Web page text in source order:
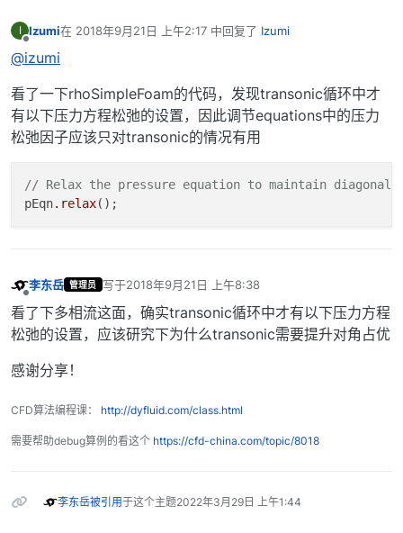
I Izumi在 2018年9月21日 上午2:17 中回复了 Izumi
最后由 编辑
@izumi
看了一下rhoSimpleFoam的代码，发现transonic循环中才
有以下压力方程松弛的设置，因此调节equations中的压力
松弛因子应该只对transonic的情况有用
// Relax the pressure equation to maintain diagonal
pEqn.relax
李东岳 管理员 写于2018年9月21日 上午8:38
最后由 编辑
看了下多相流这面，确实transonic循环中才有以下压力方程
松弛的设置，应该研究下为什么transonic需要提升对角占优
感谢分享！
CFD算法编程课： http://dyfluid.com/class.html
需要帮助debug算例的看这个 https://cfd-china.com/topic/8018
李东岳被引用于这个主题2022年3月29日 上午1:44